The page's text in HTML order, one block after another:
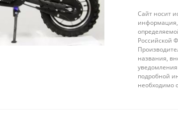
Сайт носит
информация,
Российской
названия,
подробной
необходимо